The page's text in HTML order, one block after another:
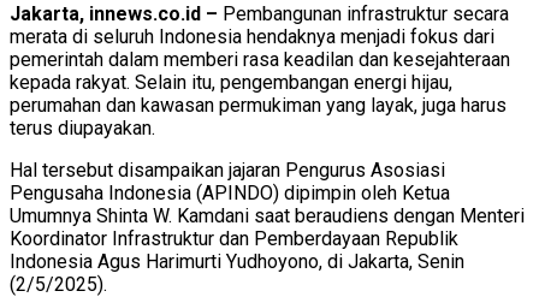
Jakarta, innews.co.id – Pembangunan infrastruktur secara
merata di seluruh Indonesia hendaknya menjadi fokus dari
pemerintah dalam memberi rasa keadilan dan kesejahteraan
kepada rakyat. Selain itu, pengembangan energi hijau,
perumahan dan kawasan permukiman yang layak, juga harus
terus diupayakan.
Hal tersebut disampaikan jajaran Pengurus Asosiasi
Pengusaha Indonesia (APINDO) dipimpin oleh Ketua
Umumnya Shinta W. Kamdani saat beraudiens dengan Menteri
Koordinator Infrastruktur dan Pemberdayaan Republik
Indonesia Agus Harimurti Yudhoyono, di Jakarta, Senin
(2/5/2025).